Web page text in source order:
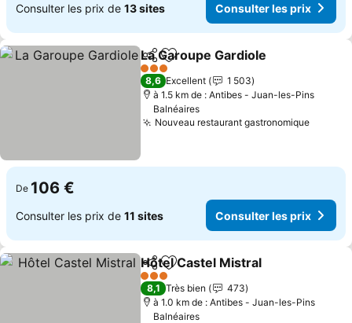
Consulter les prix de 13 sites Consulter les prix
PartagerAjouter à mes favoris
La Garoupe Gardiole
3 Étoiles
8,6 Excellent
1 503
à 1.5 km de : Antibes - Juan-les-Pins
Balnéaires
Nouveau restaurant gastronomique
De 106 €
Consulter les prix de 11 sites Consulter les prix
PartagerAjouter à mes favoris
Hôtel Castel Mistral
3 Étoiles
8,1 Très bien
473
à 1.0 km de : Antibes - Juan-les-Pins
Balnéaires